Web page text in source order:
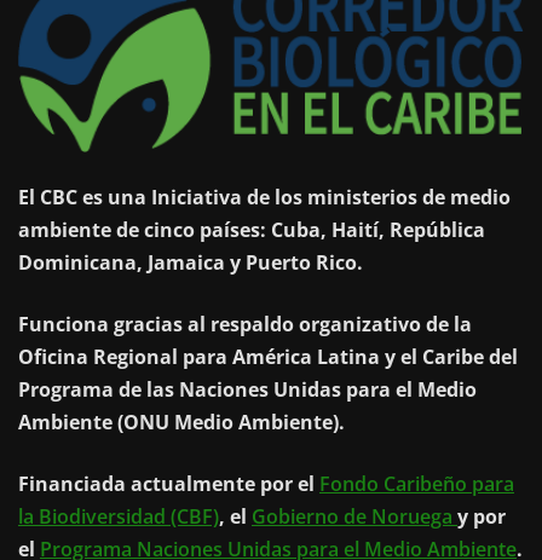
El CBC es una Iniciativa de los ministerios de medio
ambiente de cinco países: Cuba, Haití, República
Dominicana, Jamaica y Puerto Rico.
Funciona gracias al respaldo organizativo de la
Oficina Regional para América Latina y el Caribe del
Programa de las Naciones Unidas para el Medio
Ambiente (ONU Medio Ambiente).
Financiada actualmente por el Fondo Caribeño para
la Biodiversidad (CBF), el Gobierno de Noruega y por
el Programa Naciones Unidas para el Medio Ambiente.